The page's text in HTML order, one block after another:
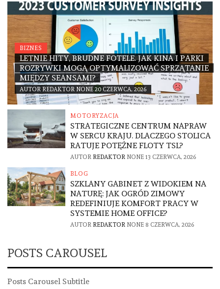
BIZNES
LETNIE HITY, BRUDNE FOTELE. JAK KINA I PARKI
ROZRYWKI MOGĄ OPTYMALIZOWAĆ SPRZĄTANIE
MIĘDZY SEANSAMI?
AUTOR REDAKTOR NONE 20 CZERWCA, 2026
MOTORYZACJA
STRATEGICZNE CENTRUM NAPRAW
W SERCU KRAJU. DLACZEGO STOLICA
RATUJE POTĘŻNE FLOTY TSL?
AUTOR REDAKTOR NONE 13 CZERWCA, 2026
BLOG
SZKLANY GABINET Z WIDOKIEM NA
NATURĘ: JAK OGRÓD ZIMOWY
REDEFINIUJE KOMFORT PRACY W
SYSTEMIE HOME OFFICE?
AUTOR REDAKTOR NONE 8 CZERWCA, 2026
POSTS CAROUSEL
Posts Carousel Subtitle